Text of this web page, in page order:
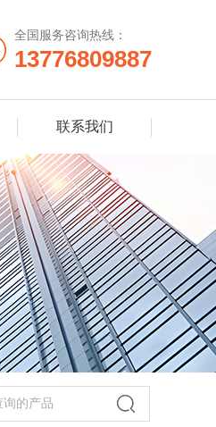
全国服务咨询热线：
13776809887
联系我们